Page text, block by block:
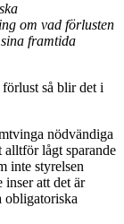
om vad förlusten
framtida
så blir det i
nödvändiga
lågt sparande
inte styrelsen
inser att det är
obligatoriska